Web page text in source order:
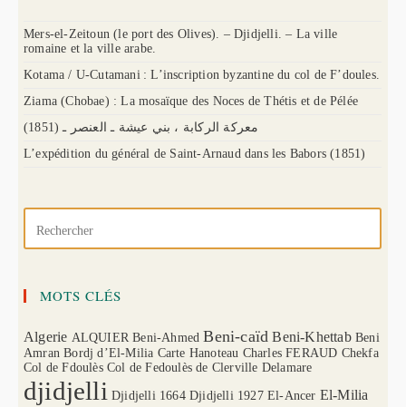
Mers-el-Zeitoun (le port des Olives). – Djidjelli. – La ville
romaine et la ville arabe.
Kotama / U-Cutamani : L’inscription byzantine du col de F’doules.
Ziama (Chobae) : La mosaïque des Noces de Thétis et de Pélée
(1851) معركة الركابة ، بني عيشة ـ العنصر ـ
L’expédition du général de Saint-Arnaud dans les Babors (1851)
MOTS CLÉS
Algerie ALQUIER Beni-Ahmed Beni-caïd Beni-Khettab Beni
Amran Bordj d’El-Milia Carte Hanoteau Charles FERAUD Chekfa
Col de Fdoulès Col de Fedoulès de Clerville Delamare
djidjelli Djidjelli 1664 Djidjelli 1927 El-Ancer El-Milia